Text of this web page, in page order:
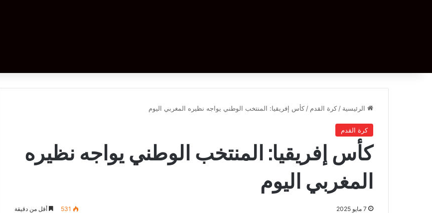
الرئيسية / كرة القدم / كأس إفريقيا: المنتخب الوطني يواجه نظيره المغربي اليوم
كرة القدم
كأس إفريقيا: المنتخب الوطني يواجه نظيره
المغربي اليوم
7 مايو 2025 531 أقل من دقيقة